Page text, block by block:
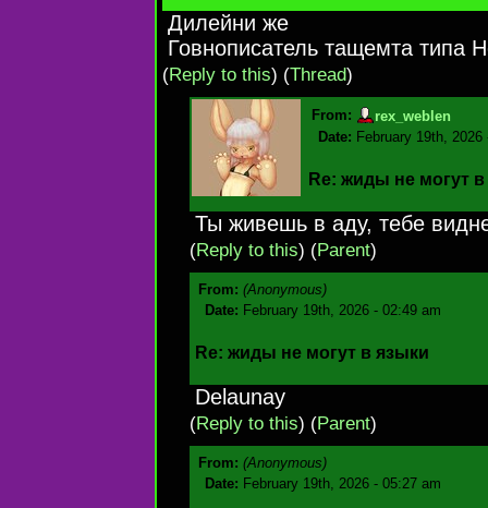
Дилейни же
Говнописатель тащемта типа
(Reply to this) (Thread)
From:
rex_weblen
Date: February 19th, 2026
Re: жиды не могут
Ты живешь в аду, тебе
(Reply to this) (Parent)
From: (Anonymous)
Date: February 19th, 2026 - 02:49 am
Re: жиды не могут в языки
Delaunay
(Reply to this) (Parent)
From: (Anonymous)
Date: February 19th, 2026 - 05:27 am